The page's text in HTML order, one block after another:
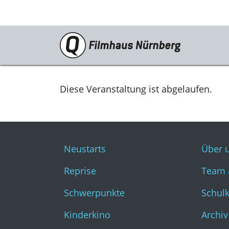
Programm
Neustarts
Kinderkino
Stummfilm
Cine International
Filmclub
Diese Veranstaltung ist abgelaufen.
Neustarts
Reprise
Schwerpunkte
Kinderkino
Über
Team
Archiv